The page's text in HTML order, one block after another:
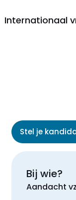
Internationaal
Stel je
Bij wie?
Aandacht